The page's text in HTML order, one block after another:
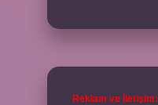
Reklam ve İletişim: